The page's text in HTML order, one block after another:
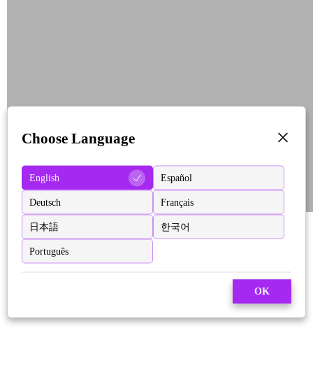
Choose Language
English Español
Deutsch Français
日本語 한국어
Português
OK